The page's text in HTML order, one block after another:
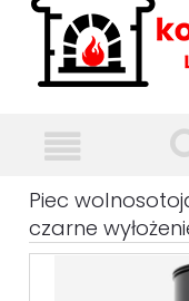
Piec
czarne